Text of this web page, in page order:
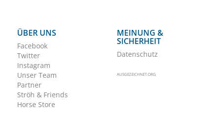
ÜBER UNS
Facebook
Twitter
Instagram
Unser Team
Partner
Ströh & Friends
Horse Store
MEINUNG &
SICHERHEIT
Datenschutz
AUSGEZEICHNET.ORG